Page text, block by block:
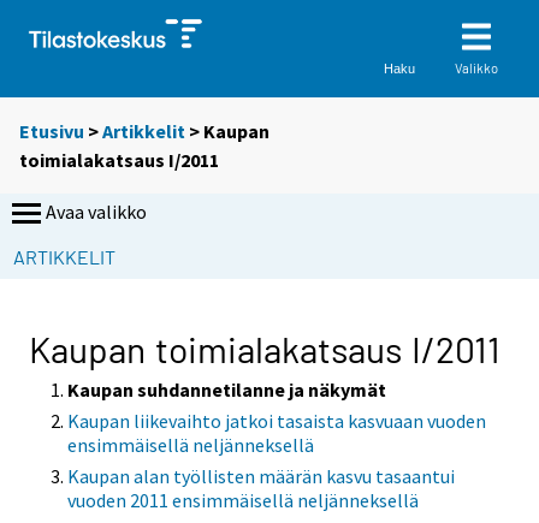
Haku Valikko
Etusivu >Artikkelit > Kaupan
toimialakatsaus I/2011
Avaa valikko
ARTIKKELIT
Kaupan toimialakatsaus I/2011
Kaupan suhdannetilanne ja näkymät
Kaupan liikevaihto jatkoi tasaista kasvuaan vuoden
ensimmäisellä neljänneksellä
Kaupan alan työllisten määrän kasvu tasaantui
vuoden 2011 ensimmäisellä neljänneksellä